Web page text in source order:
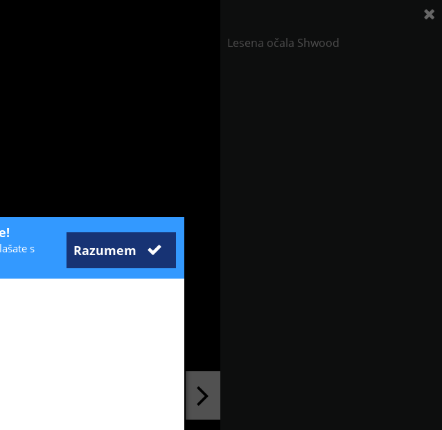
Lesena očala Shwood
Razumem
s